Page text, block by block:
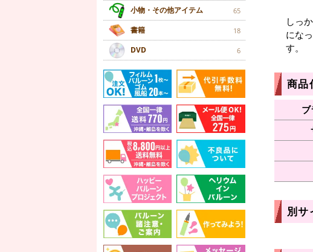
小物・その他アイテム 65
書籍 18
DVD 6
しっ
にな
す。
商品
ブ
別サ